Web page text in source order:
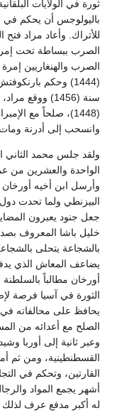
ثورة في الولايات
باليولوجس أن يحكم
للأتراك. وأعاد مراد فتح
الصرب ببساطة تحت
الصرب والهنغاريين إمرة
(1444) وحكم
سنة (1456)
(1448)، صلحاً مع
وانسحب إلى أدرنة ومات
ولقد جلس محمد الثاني
الواحدة والعشرين من
وأرسل ابن أخيه أورخان
البيزنطي ولما تحدت
جعل جنود يعبرون
خليل باشا المعروف
بالشجاعة يتحلى
يضاعف المعاش الذي
أورخان مطالباً
الثورة في آسيا فرصة
يحافظ على محالفاته
الصلح مع أعدائه من
وعبر ثانية إلى أوربا
القسطنطينية، ومن ثم
القارتين، وتحكم في
أشهر يجمع المواد
له أكبر مدفع عرف لذلك